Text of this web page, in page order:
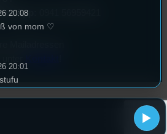
20:08
von mom ♡
20:01
20:00